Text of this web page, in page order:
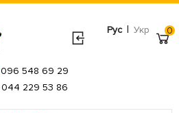
Рус | Укр
096 548 69 29
044 229 53 86
0